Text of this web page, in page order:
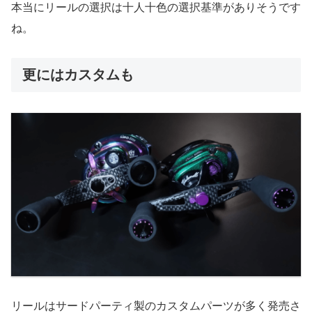
本当にリールの選択は十人十色の選択基準がありそうです
ね。
更にはカスタムも
リールはサードパーティ製のカスタムパーツが多く発売さ